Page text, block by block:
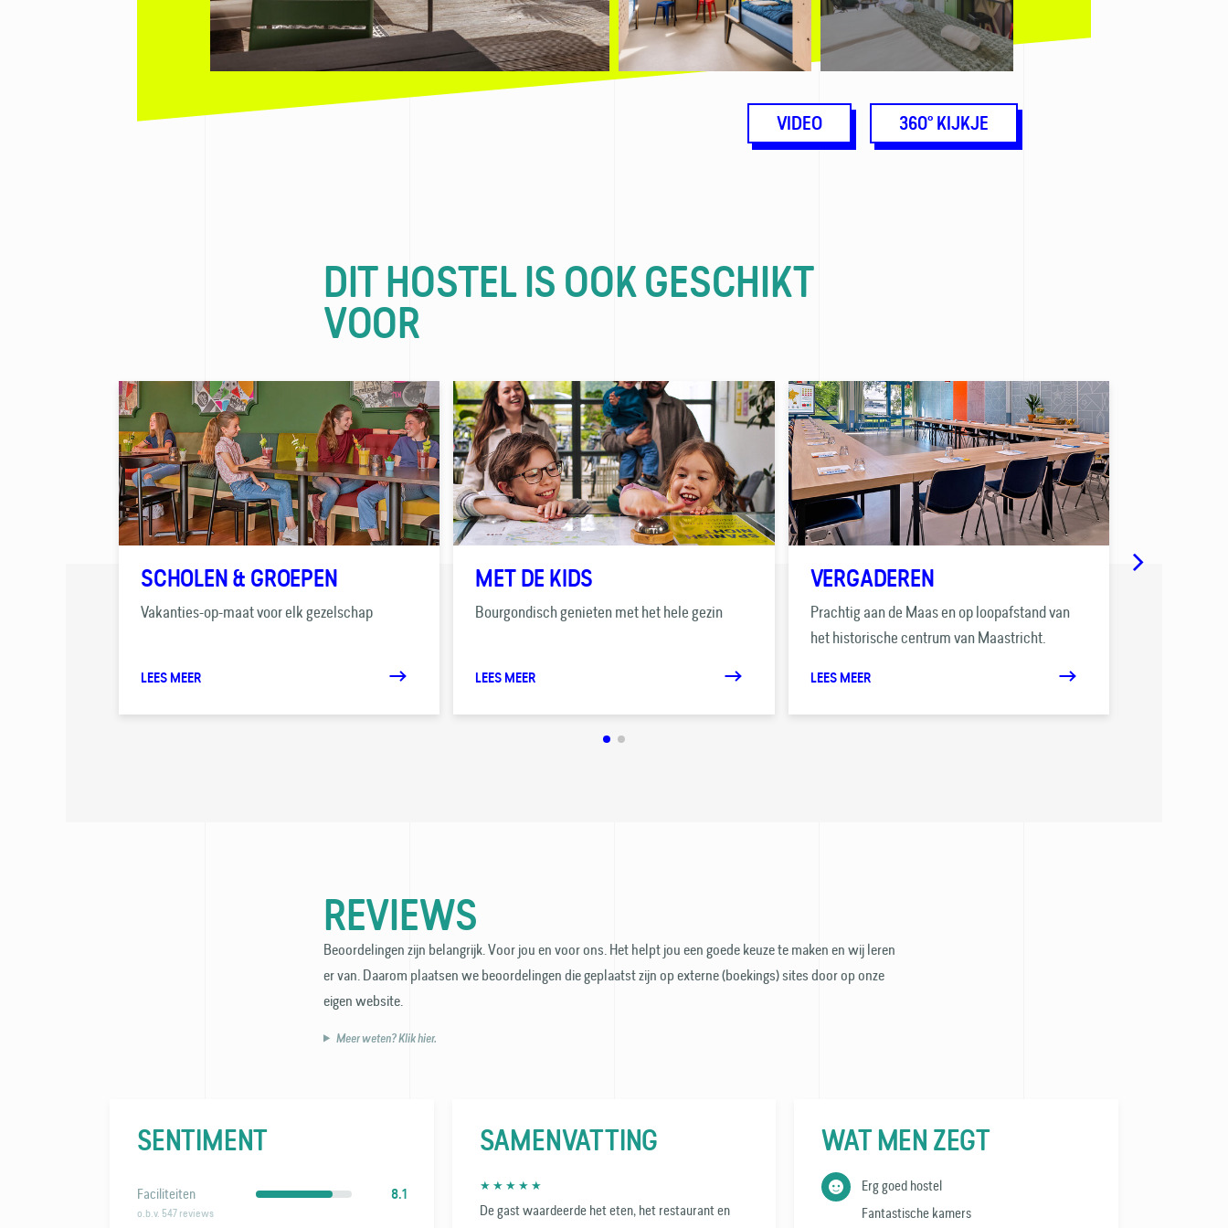
VIDEO 360° KIJKJE
DIT HOSTEL IS OOK GESCHIKT
VOOR
SCHOLEN & GROEPEN
Vakanties-op-maat voor elk gezelschap
LEES MEER
MET DE KIDS
Bourgondisch genieten met het hele gezin
LEES MEER
VERGADEREN
Prachtig aan de Maas en op loopafstand van
het historische centrum van Maastricht.
LEES MEER
REVIEWS
Beoordelingen zijn belangrijk. Voor jou en voor ons. Het helpt jou een goede keuze te maken en wij leren
er van. Daarom plaatsen we beoordelingen die geplaatst zijn op externe (boekings) sites door op onze
eigen website.
Meer weten? Klik hier.
SENTIMENT
Faciliteiten 8.1
o.b.v. 547 reviews
SAMENVATTING
★ ★ ★ ★ ★
De gast waardeerde het eten, het restaurant en
WAT MEN ZEGT
Erg goed hostel
Fantastische kamers